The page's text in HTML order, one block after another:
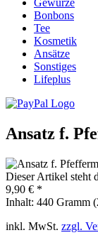
Gewürze
Bonbons
Tee
Kosmetik
Ansätze
Sonstiges
Lifeplus
Ansatz f.
Dieser Artikel steht
9,90 € *
Inhalt: 440 Gramm
inkl. MwSt. zzgl.